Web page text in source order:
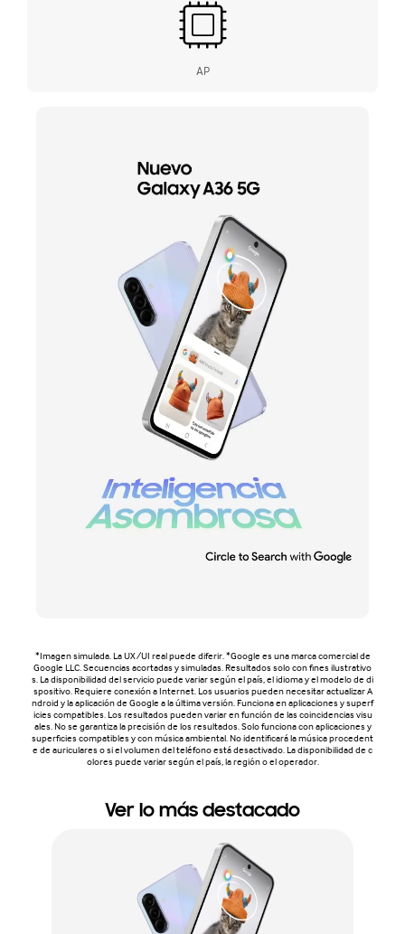
AP
*Imagen simulada. La UX/UI real puede diferir. *Google es una marca comercial de
Google LLC. Secuencias acortadas y simuladas. Resultados solo con fines ilustrativo
s. La disponibilidad del servicio puede variar según el país, el idioma y el modelo de di
spositivo. Requiere conexión a Internet. Los usuarios pueden necesitar actualizar A
ndroid y la aplicación de Google a la última versión. Funciona en aplicaciones y superf
icies compatibles. Los resultados pueden variar en función de las coincidencias visu
ales. No se garantiza la precisión de los resultados. Solo funciona con aplicaciones y
superficies compatibles y con música ambiental. No identificará la música procedent
e de auriculares o si el volumen del teléfono está desactivado. La disponibilidad de c
olores puede variar según el país, la región o el operador.
Ver lo más destacado